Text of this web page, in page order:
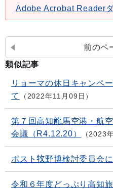
Adobe Acrobat Reader
前のペ
類似記事
リョーマの休日キャンペ
て
2022年11月09日
第７回高知龍馬空港・航
会議（R4.12.20）
2023
ポスト牧野博検討委員会
令和６年度どっぷり高知